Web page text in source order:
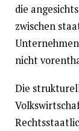
die
zwischen
nicht
Die